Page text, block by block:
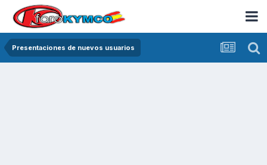
Presentaciones de nuevos usuarios